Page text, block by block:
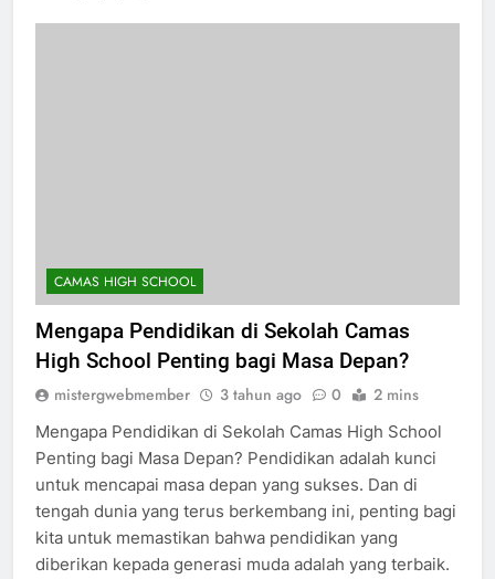
CAMAS HIGH SCHOOL
Mengapa Pendidikan di Sekolah Camas
High School Penting bagi Masa Depan?
mistergwebmember 3 tahun ago 0 2 mins
Mengapa Pendidikan di Sekolah Camas High School
Penting bagi Masa Depan? Pendidikan adalah kunci
untuk mencapai masa depan yang sukses. Dan di
tengah dunia yang terus berkembang ini, penting bagi
kita untuk memastikan bahwa pendidikan yang
diberikan kepada generasi muda adalah yang terbaik.